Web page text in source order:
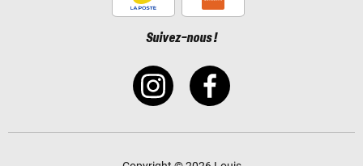
Suivez-nous !